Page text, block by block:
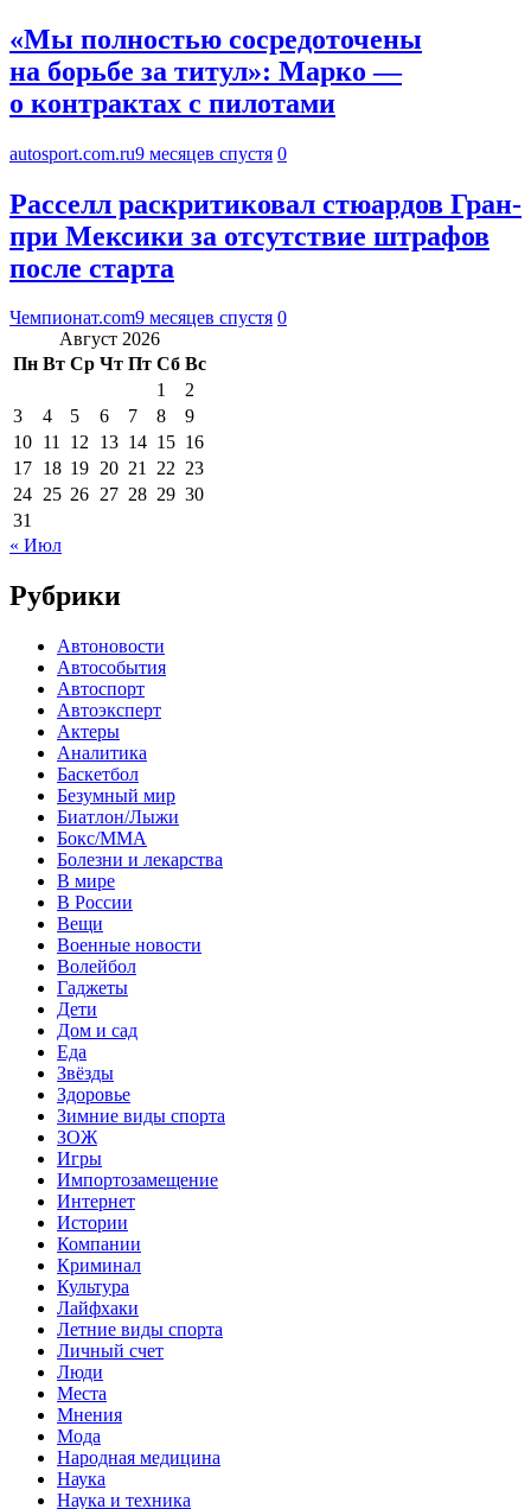
«Мы полностью сосредоточены
на борьбе за титул»: Марко —
о контрактах с пилотами
autosport.com.ru9 месяцев спустя 0
Расселл раскритиковал стюардов Гран-
при Мексики за отсутствие штрафов
после старта
Чемпионат.com9 месяцев спустя 0
Август 2026
Пн Вт Ср Чт Пт Сб Вс
1
2
3
4 5 6 7 8
9
10 11 12 13 14 15 16
17 18 19 20 21 22 23
24 25 26 27 28 29 30
31
« Июл
Рубрики
Автоновости
Автособытия
Автоспорт
Автоэксперт
Актеры
Аналитика
Баскетбол
Безумный мир
Биатлон/Лыжи
Бокс/MMA
Болезни и лекарства
В мире
В России
Вещи
Военные новости
Волейбол
Гаджеты
Дети
Дом и сад
Еда
Звёзды
Здоровье
Зимние виды спорта
ЗОЖ
Игры
Импортозамещение
Интернет
Истории
Компании
Криминал
Культура
Лайфхаки
Летние виды спорта
Личный счет
Люди
Места
Мнения
Мода
Народная медицина
Наука
Наука и техника